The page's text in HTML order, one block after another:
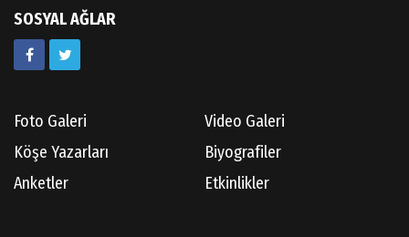
SOSYAL AĞLAR
Foto Galeri
Video Galeri
Köşe Yazarları
Biyografiler
Anketler
Etkinlikler